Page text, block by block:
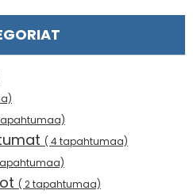
( 4 tapahtumaa)
( 2 tapahtumaa)